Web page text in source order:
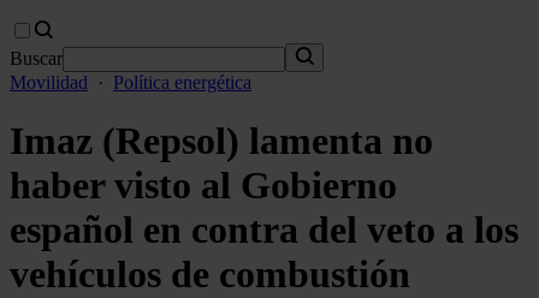
Buscar
Movilidad
· Política energética
Imaz (Repsol) lamenta no
haber visto al Gobierno
español en contra del veto a los
vehículos de combustión